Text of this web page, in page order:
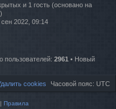
и 1 гость (основано на
2022, 09:14
пользователей: 2961 • Новый
Часовой пояс: UTC
cookies
Правила